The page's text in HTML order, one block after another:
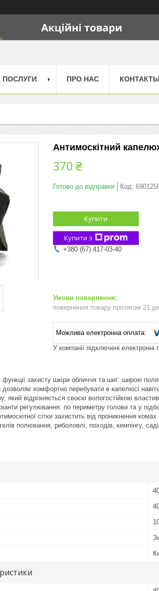
ПОСЛУГИ ПРО НАС КОНТАКТЫ
Антимоскітний
370 ₴
Готово до відправки Код:
Купити
Купити з
+380 (67) 417-03-40
повернення товару протягом 21
У компанії підключені
захисту шкіри обличчя та шиї: широкі
комфортно перебувати в капелюсі
який відрізняється своєю вологостійкою
регулювання: по периметру голови та у
сітки захистить від проникнення комах
полювання, риболовлі, походів, кемпінгу,